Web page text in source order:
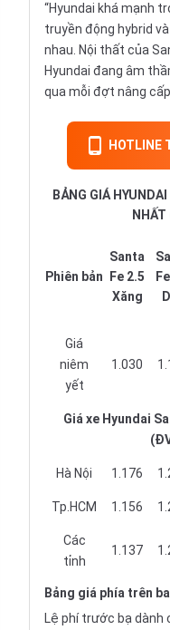
“Hyundai khá mạnh
truyền động hybrid
nhau. Nội thất của
Hyundai đang âm
qua mỗi đợt nâng
HOTLINE
BẢNG GIÁ
Phiên bản
Santa
Fe 2.5
Xăng
Giá
niêm
yết
1.030
Giá xe Hyundai
Hà Nội 1.176
Tp.HCM 1.156
Các
tỉnh
1.137
Bảng giá phía trên
Lệ phí trước bạ dành